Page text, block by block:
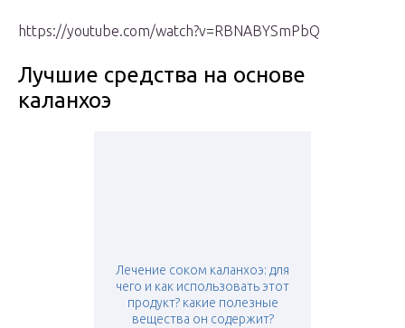
https://youtube.com/watch?v=RBNABYSmPbQ
Лучшие средства на основе
каланхоэ
Лечение соком каланхоэ: для
чего и как использовать этот
продукт? какие полезные
вещества он содержит?